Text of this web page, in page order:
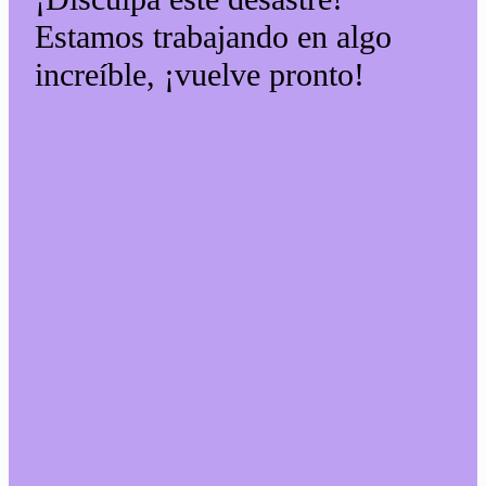
Estamos trabajando en algo
increíble, ¡vuelve pronto!